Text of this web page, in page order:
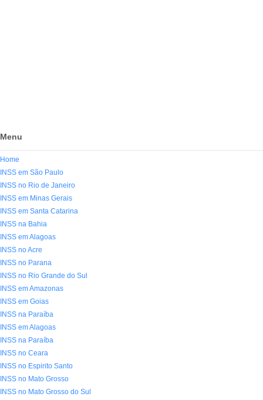
Menu
Home
INSS em São Paulo
INSS no Rio de Janeiro
INSS em Minas Gerais
INSS em Santa Catarina
INSS na Bahia
INSS em Alagoas
INSS no Acre
INSS no Parana
INSS no Rio Grande do Sul
INSS em Amazonas
INSS em Goias
INSS na Paraíba
INSS em Alagoas
INSS na Paraíba
INSS no Ceara
INSS no Espirito Santo
INSS no Mato Grosso
INSS no Mato Grosso do Sul